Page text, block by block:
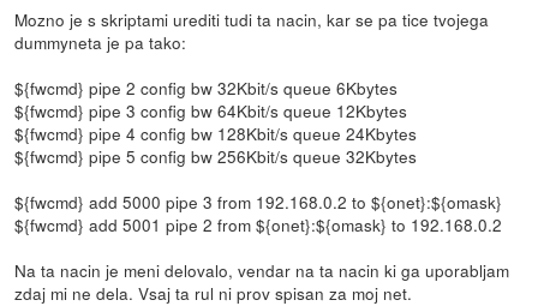
Mozno je s skriptami urediti tudi ta nacin, kar se pa tice tvojega
dummyneta je pa tako:
${fwcmd} pipe 2 config bw 32Kbit/s queue 6Kbytes
${fwcmd} pipe 3 config bw 64Kbit/s queue 12Kbytes
${fwcmd} pipe 4 config bw 128Kbit/s queue 24Kbytes
${fwcmd} pipe 5 config bw 256Kbit/s queue 32Kbytes
${fwcmd} add 5000 pipe 3 from 192.168.0.2 to ${onet}:${omask}
${fwcmd} add 5001 pipe 2 from ${onet}:${omask} to 192.168.0.2
Na ta nacin je meni delovalo, vendar na ta nacin ki ga uporabljam
zdaj mi ne dela. Vsaj ta rul ni prov spisan za moj net.